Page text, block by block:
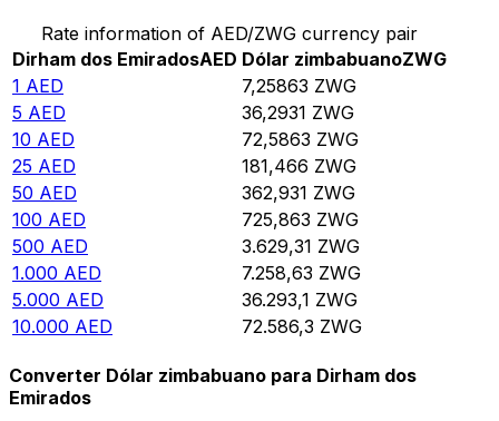
Rate information of AED/ZWG currency pair
Dirham dos EmiradosAED Dólar zimbabuanoZWG
1 AED 7,25863 ZWG
5 AED 36,2931 ZWG
10 AED 72,5863 ZWG
25 AED 181,466 ZWG
50 AED 362,931 ZWG
100 AED 725,863 ZWG
500 AED 3.629,31 ZWG
1.000 AED 7.258,63 ZWG
5.000 AED 36.293,1 ZWG
10.000 AED 72.586,3 ZWG
Converter Dólar zimbabuano para Dirham dos
Emirados